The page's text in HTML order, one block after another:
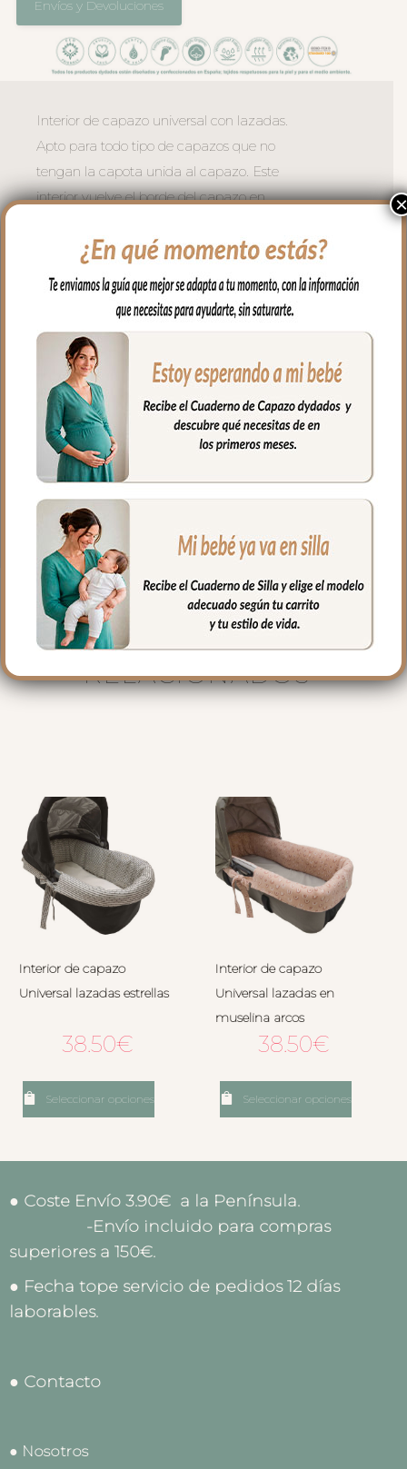
Envíos y Devoluciones
Interior de capazo universal con lazadas.
Apto para todo tipo de capazos que no
tengan la capota unida al capazo. Este
interior vuelve el borde del capazo en
Funda que cubre las paredes del capazo
estampado nubes
En los laterales con relleno. Y lazadas
para atar.
Siempre por encima del colchón.
Composición del tejido estampado 100%
algodón.
Medidas:
Largo de capazo: 73cm.
Ancho de capazo: 32cm.
Alto de capazo: 23cm.
PRODUCTOS
RELACIONADOS
Interior de capazo
Universal lazadas estrellas
38.50€
Seleccionar opciones
Interior de capazo
Universal lazadas en
muselina arcos
38.50€
Seleccionar opciones
● Coste Envío 3.90€ a la Península.
-Envío incluido para compras
superiores a 150€.
● Fecha tope servicio de pedidos 12 días
laborables.
● Contacto
● Nosotros
×